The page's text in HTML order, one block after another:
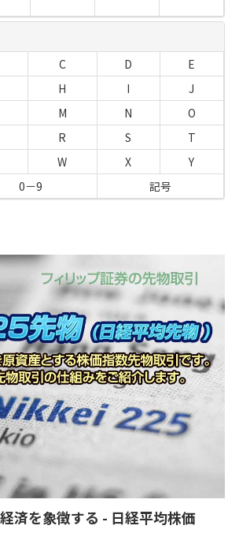
C D
E
H I
J
M N
O
R S
T
W X
Y
0－9 記号
済を象徴する - 日経平均株価